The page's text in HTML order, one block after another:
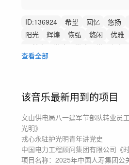
ID:136924 希望 回忆 悠扬
阳光
辉煌 恢弘 悠闲 优雅
无鼓点
党建 党政 党 红色
历史
访谈
片尾结尾结束回顾
温情温暖暖心
查看全部
该音乐最新用到的项目
文山供电局八一建军节部队转业员
光明》
戎心永驻护光明青年讲党史
中国电力工程顾问集团有限公司《
项目名称：2025年中国人寿集团公